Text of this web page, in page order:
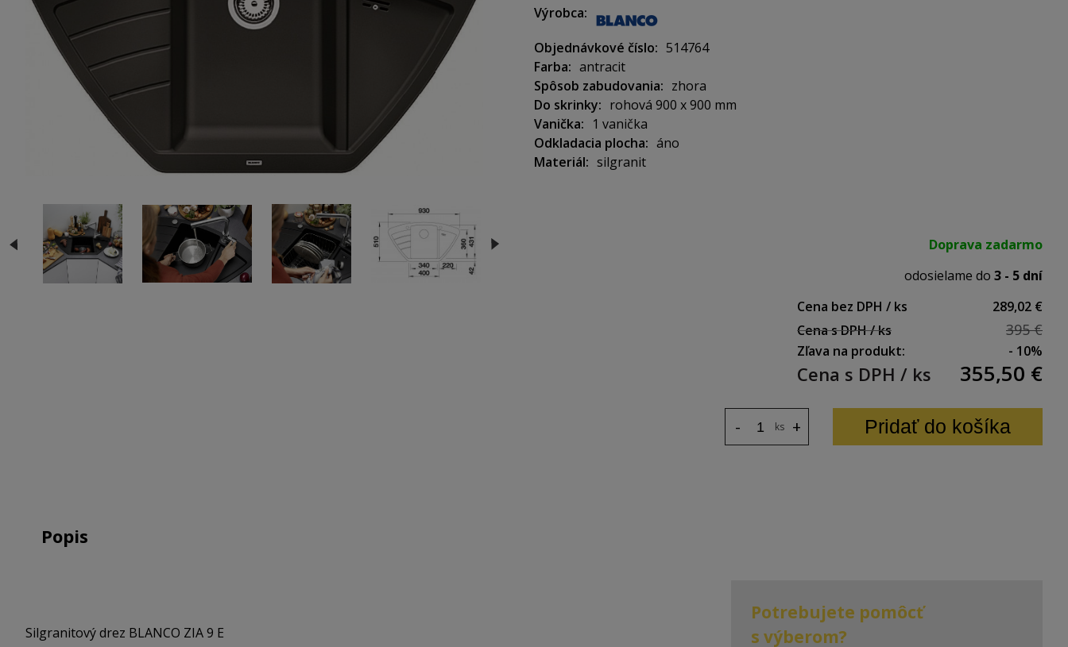
Farba: antracit
Materiál: Silgranit PuraDur
Priestranná vanička umiestnená uprostred s malými rohovými zaobleniami
Výrobca
Objednávkové číslo
514764
Farba
antracit
Spôsob zabudovania
zhora
Do skrinky
rohová 900 x 900 mm
Vanička
1 vanička
Odkladacia plocha
áno
Materiál
silgranit
Doprava zadarmo
odosielame do 3 - 5 dní
Cena bez DPH / ks
289,02 €
Cena s DPH / ks
395 €
Zľava na produkt: - 10%
Cena s DPH / ks 355,50 €
ks +
- Pridať do košíka
Popis
Silgranitový drez BLANCO ZIA 9 E
Potrebujete pomôcť
s výberom?